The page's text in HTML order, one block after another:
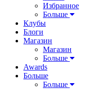
Избранное
Больше
Клубы
Блоги
Магазин
Магазин
Больше
Awards
Больше
Больше